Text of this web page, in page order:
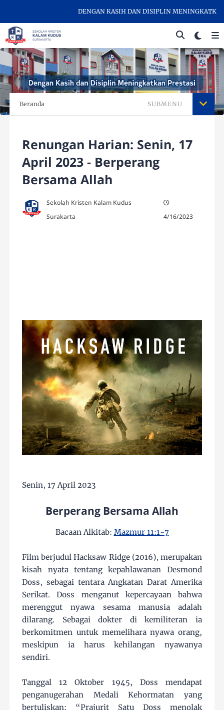
DENGAN KASIH DAN DISIPLIN MENINGKATKAN
Beranda SUBMENU
Renungan Harian: Senin, 17
April 2023 - Berperang
Bersama Allah
Sekolah Kristen Kalam Kudus
Surakarta
4/16/2023
Senin, 17 April 2023
Berperang Bersama Allah
Bacaan Alkitab: Mazmur 11:1-7
Film berjudul Hacksaw Ridge (2016), merupakan
kisah nyata tentang kepahlawanan Desmond
Doss, sebagai tentara Angkatan Darat Amerika
Serikat. Doss menganut kepercayaan bahwa
merenggut nyawa sesama manusia adalah
dilarang. Sebagai dokter di kemiliteran ia
berkomitmen untuk memelihara nyawa orang,
meskipun ia harus kehilangan nyawanya
sendiri.
Tanggal 12 Oktober 1945, Doss mendapat
penganugerahan Medali Kehormatan yang
bertuliskan; “Prajurit Satu Doss menolak